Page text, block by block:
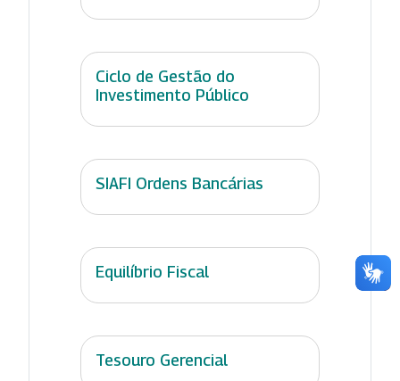
Ciclo de Gestão do
Investimento Público
SIAFI Ordens Bancárias
Equilíbrio Fiscal
Tesouro Gerencial